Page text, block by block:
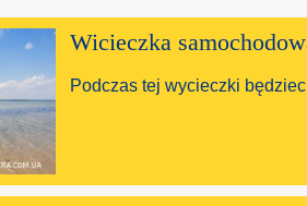
Wicieczka
Podczas tej wycieczki